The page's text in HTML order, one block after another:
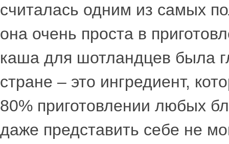
считалась одним из самых
она очень проста в
каша для шотландцев была
стране – это ингредиент,
80% приготовлении любых
даже представить себе не